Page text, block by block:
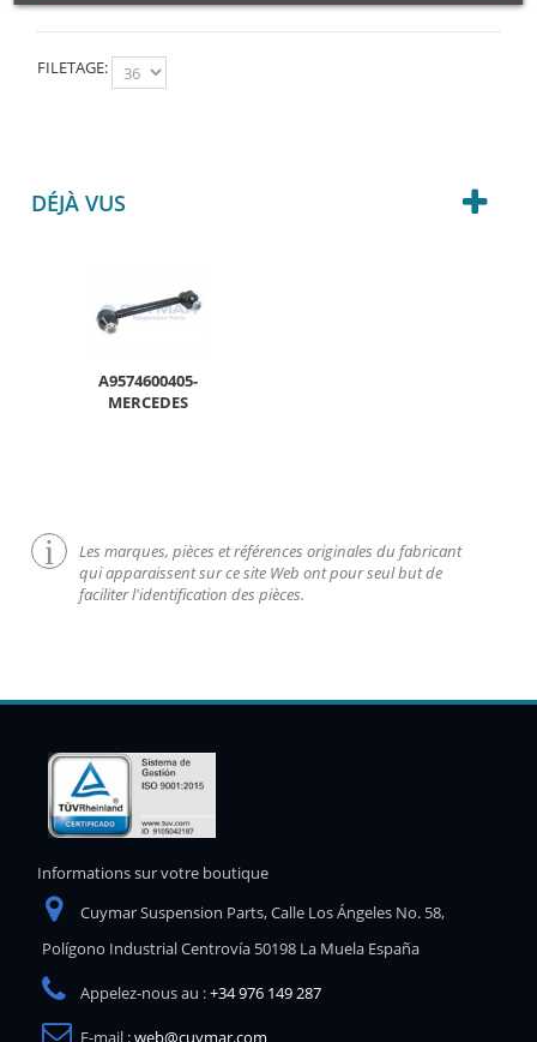
FILETAGE:
DÉJÀ VUS
A9574600405-
MERCEDES
Les marques, pièces et références originales du fabricant
qui apparaissent sur ce site Web ont pour seul but de
faciliter l'identification des pièces.
Informations sur votre boutique
Cuymar Suspension Parts, Calle Los Ángeles No. 58,
Polígono Industrial Centrovía 50198 La Muela España
Appelez-nous au :+34 976 149 287
E-mail :web@cuymar.com